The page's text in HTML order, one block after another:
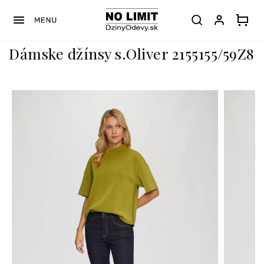
Dámske džínsy s.Oliver 2155155/59Z8